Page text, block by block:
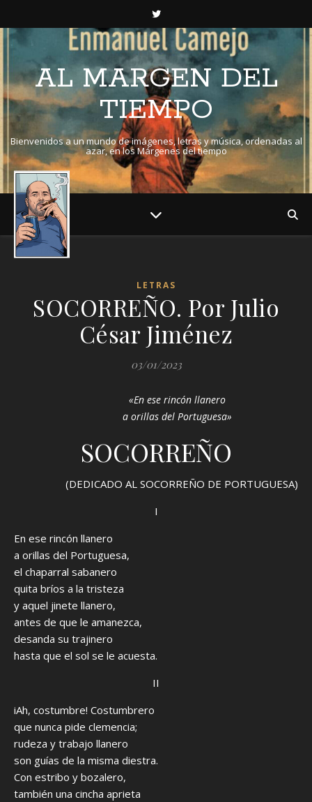
AL MARGEN DEL
TIEMPO
Bienvenidos a un mundo de imágenes, letras y música, ordenadas al
azar, en los Márgenes del tiempo
LETRAS
SOCORREÑO. Por Julio
César Jiménez
03/01/2023
«En ese rincón llanero
a orillas del Portuguesa»
SOCORREÑO
(DEDICADO AL SOCORREÑO DE PORTUGUESA)
I
En ese rincón llanero
a orillas del Portuguesa,
el chaparral sabanero
quita bríos a la tristeza
y aquel jinete llanero,
antes de que le amanezca,
desanda su trajinero
hasta que el sol se le acuesta.
II
iAh, costumbre! Costumbrero
que nunca pide clemencia;
rudeza y trabajo llanero
son guías de la misma diestra.
Con estribo y bozalero,
también una cincha aprieta